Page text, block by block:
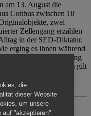
am 13. August die
Cottbus zwischen 10
zwei
Zellengang erzählen
in der SED-Diktatur.
erging es ihnen während
ohne Betreuung
Für Begleitpersonen gilt
die
dieser Website
um unsere
auf "akzeptieren"